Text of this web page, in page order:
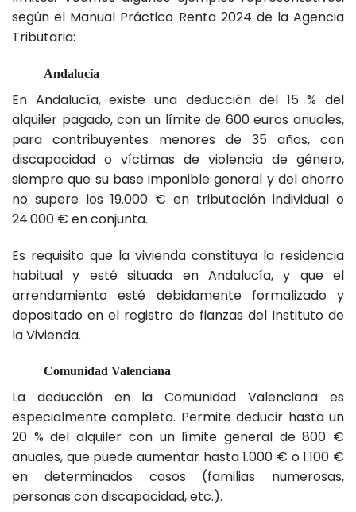
según el Manual Práctico Renta 2024 de la Agencia
Tributaria:
Andalucía
En Andalucía, existe una deducción del 15 % del
alquiler pagado, con un límite de 600 euros anuales,
para contribuyentes menores de 35 años, con
discapacidad o víctimas de violencia de género,
siempre que su base imponible general y del ahorro
no supere los 19.000 € en tributación individual o
24.000 € en conjunta.
Es requisito que la vivienda constituya la residencia
habitual y esté situada en Andalucía, y que el
arrendamiento esté debidamente formalizado y
depositado en el registro de fianzas del Instituto de
la Vivienda.
Comunidad Valenciana
La deducción en la Comunidad Valenciana es
especialmente completa. Permite deducir hasta un
20 % del alquiler con un límite general de 800 €
anuales, que puede aumentar hasta 1.000 € o 1.100 €
en determinados casos (familias numerosas,
personas con discapacidad, etc.).